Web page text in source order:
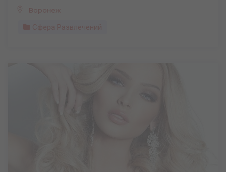
Воронеж
Сфера Развлечений